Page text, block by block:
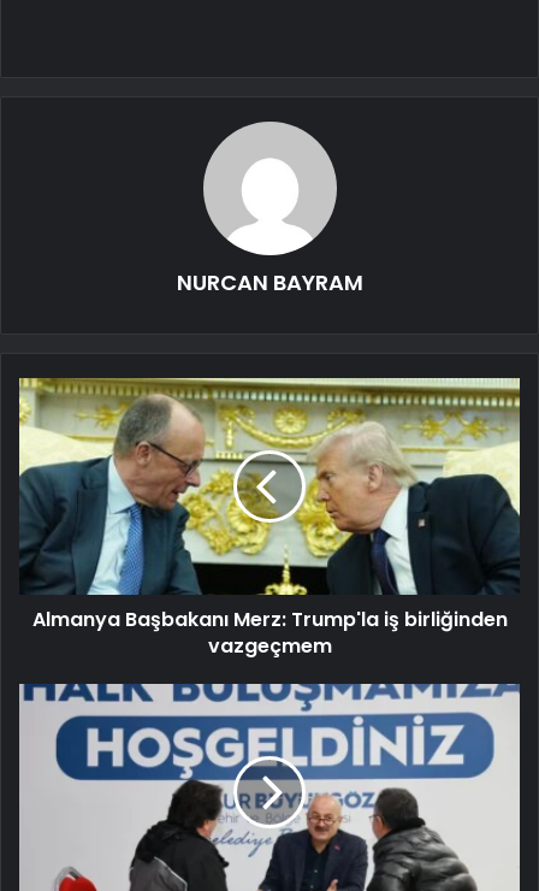
NURCAN BAYRAM
Almanya Başbakanı Merz: Trump'la iş birliğinden
vazgeçmem